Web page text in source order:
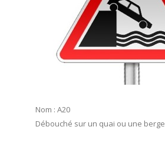
Nom : A20
Débouché sur un quai ou une berge